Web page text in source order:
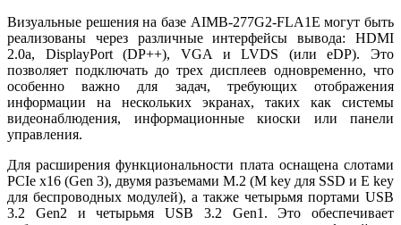
Визуальные решения на базе AIMB-277G2-FLA1E могут быть
реализованы через различные интерфейсы вывода: HDMI
2.0a, DisplayPort (DP++), VGA и LVDS (или eDP). Это
позволяет подключать до трех дисплеев одновременно, что
особенно важно для задач, требующих отображения
информации на нескольких экранах, таких как системы
видеонаблюдения, информационные киоски или панели
управления.
Для расширения функциональности плата оснащена слотами
PCIe x16 (Gen 3), двумя разъемами M.2 (M key для SSD и E key
для беспроводных модулей), а также четырьмя портами USB
3.2 Gen2 и четырьмя USB 3.2 Gen1. Это обеспечивает